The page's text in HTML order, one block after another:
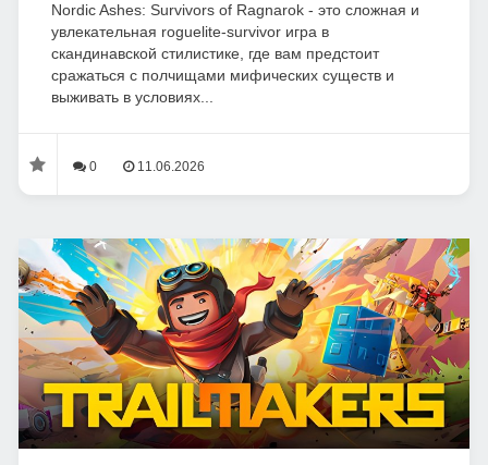
Nordic Ashes: Survivors of Ragnarok - это сложная и
увлекательная roguelite-survivor игра в
скандинавской стилистике, где вам предстоит
сражаться с полчищами мифических существ и
выживать в условиях...
0 11.06.2026